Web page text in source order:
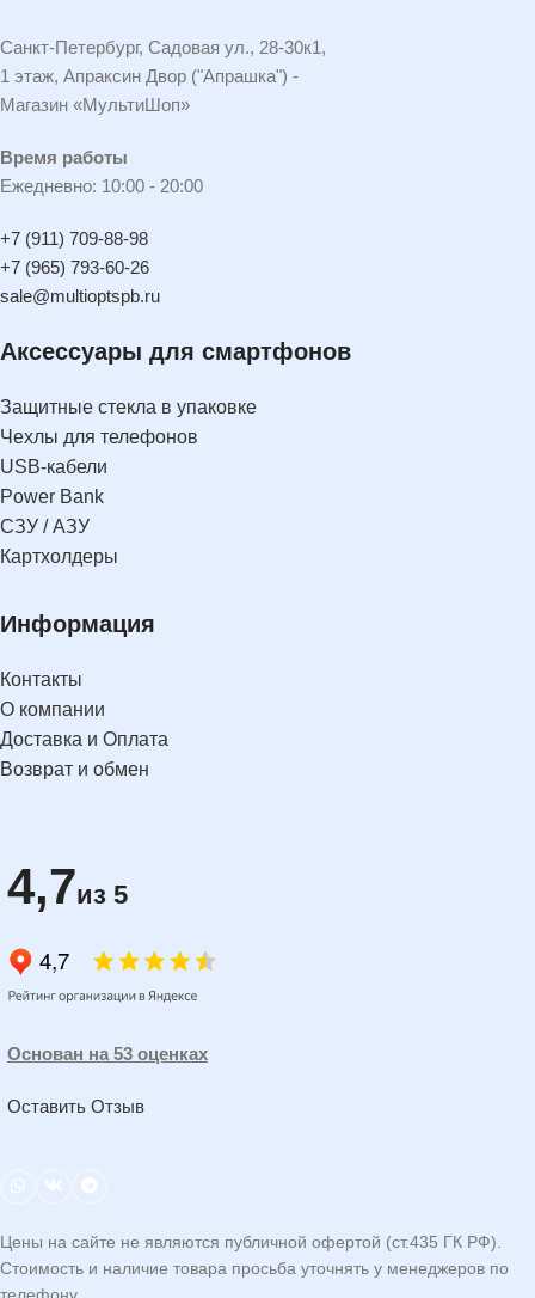
Санкт-Петербург, Садовая ул., 28-30к1,
1 этаж, Апраксин Двор ("Апрашка") -
Магазин «МультиШоп»
Время работы
Ежедневно: 10:00 - 20:00
+7 (911) 709-88-98
+7 (965) 793-60-26
sale@multioptspb.ru
Аксессуары для смартфонов
Защитные стекла в упаковке
Чехлы для телефонов
USB-кабели
Power Bank
СЗУ / АЗУ
Картхолдеры
Информация
Контакты
О компании
Доставка и Оплата
Возврат и обмен
4,7из 5
Основан на 53 оценках
Оставить Отзыв
Цены на сайте не являются публичной офертой (ст.435 ГК РФ).
Стоимость и наличие товара просьба уточнять у менеджеров по
телефону.